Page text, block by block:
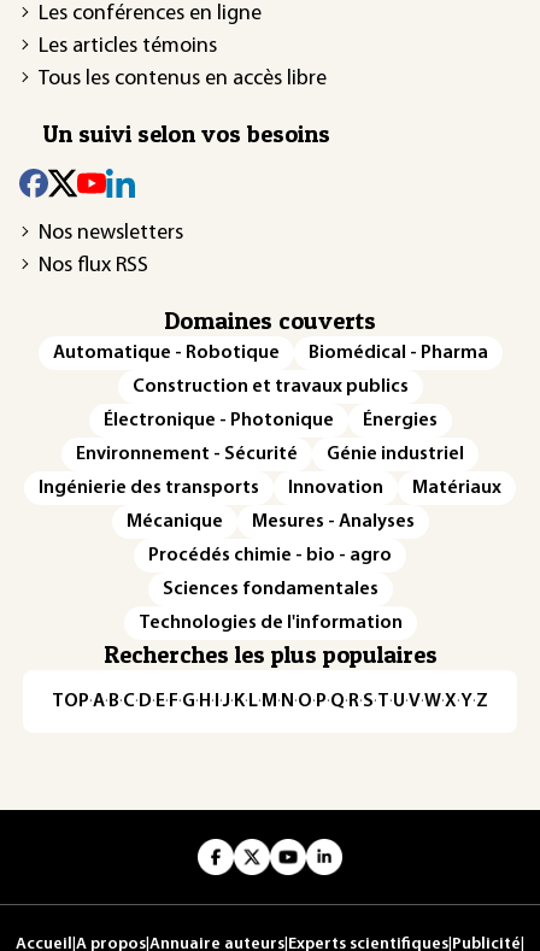
Les conférences en ligne
Les articles témoins
Tous les contenus en accès libre
Un suivi selon vos besoins
Nos newsletters
Nos flux RSS
Domaines couverts
Automatique - Robotique
Biomédical - Pharma
Construction et travaux publics
Électronique - Photonique
Énergies
Environnement - Sécurité
Génie industriel
Ingénierie des transports
Innovation
Matériaux
Mécanique
Mesures - Analyses
Procédés chimie - bio - agro
Sciences fondamentales
Technologies de l'information
Recherches les plus populaires
TOP·A·B·C· D· E· F·G· H · ·J· K· L· M · N ·O· P·Q· R·S·T·U·V·W·X·Y·Z
Accueil A propos Annuaire auteurs Experts scientifiques Publicité